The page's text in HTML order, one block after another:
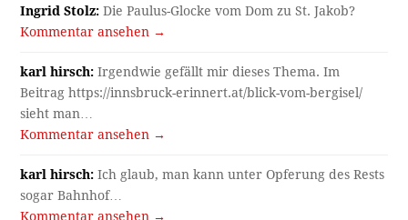
Ingrid Stolz: Die Paulus-Glocke vom Dom zu St. Jakob?
Kommentar ansehen →
karl hirsch: Irgendwie gefällt mir dieses Thema. Im
Beitrag https://innsbruck-erinnert.at/blick-vom-bergisel/
sieht man…
Kommentar ansehen →
karl hirsch: Ich glaub, man kann unter Opferung des Rests
sogar Bahnhof…
Kommentar ansehen →